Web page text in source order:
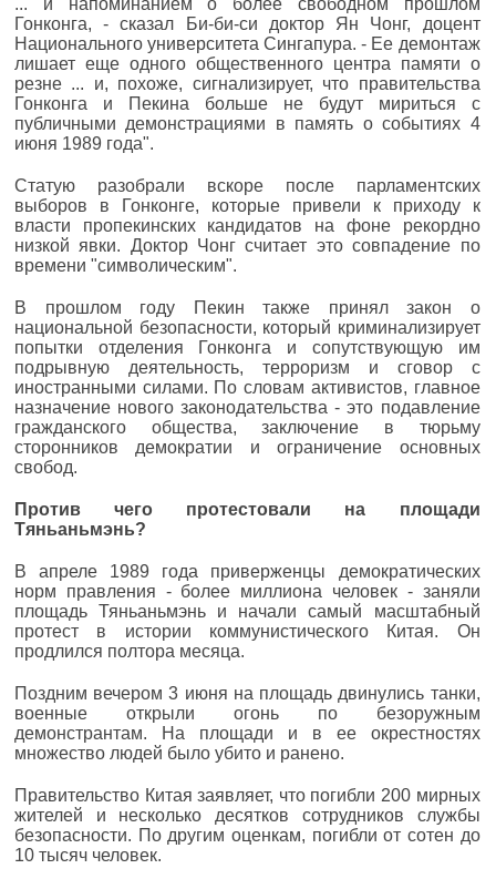
... и напоминанием о более свободном прошлом
Гонконга, - сказал Би-би-си доктор Ян Чонг, доцент
Национального университета Сингапура. - Ее демонтаж
лишает еще одного общественного центра памяти о
резне ... и, похоже, сигнализирует, что правительства
Гонконга и Пекина больше не будут мириться с
публичными демонстрациями в память о событиях 4
июня 1989 года".
Статую разобрали вскоре после парламентских
выборов в Гонконге, которые привели к приходу к
власти пропекинских кандидатов на фоне рекордно
низкой явки. Доктор Чонг считает это совпадение по
времени "символическим".
В прошлом году Пекин также принял закон о
национальной безопасности, который криминализирует
попытки отделения Гонконга и сопутствующую им
подрывную деятельность, терроризм и сговор с
иностранными силами. По словам активистов, главное
назначение нового законодательства - это подавление
гражданского общества, заключение в тюрьму
сторонников демократии и ограничение основных
свобод.
Против чего протестовали на площади
Тяньаньмэнь?
В апреле 1989 года приверженцы демократических
норм правления - более миллиона человек - заняли
площадь Тяньаньмэнь и начали самый масштабный
протест в истории коммунистического Китая. Он
продлился полтора месяца.
Поздним вечером 3 июня на площадь двинулись танки,
военные открыли огонь по безоружным
демонстрантам. На площади и в ее окрестностях
множество людей было убито и ранено.
Правительство Китая заявляет, что погибли 200 мирных
жителей и несколько десятков сотрудников службы
безопасности. По другим оценкам, погибли от сотен до
10 тысяч человек.